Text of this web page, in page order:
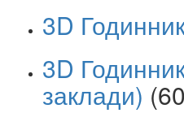
3D
3D
заклади)